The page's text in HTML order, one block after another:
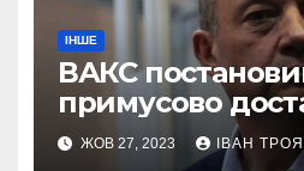
ІНШЕ
ВАКС
примусово
Дубневича до
ЖОВ 27, 2023 ІВАН